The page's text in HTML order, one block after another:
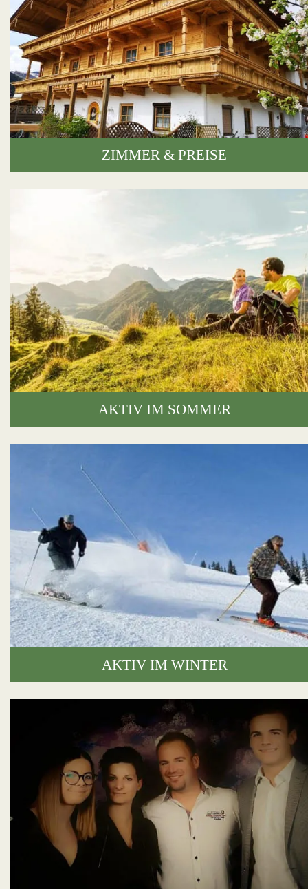
ZIMMER & PREISE
AKTIV IM SOMMER
AKTIV IM WINTER